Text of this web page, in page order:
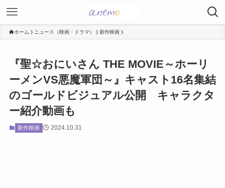
ホーム ニュース（映画・ドラマ） 新作映画
『聖☆おにいさん THE MOVIE～ホーリ
ーメンVS悪魔軍団～』キャスト16名集結
のゴールドビジュアル公開 キャラクタ
ー紹介動画も
新作映画 2024.10.31